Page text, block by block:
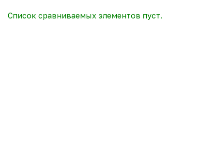
Список сравниваемых элементов пуст.